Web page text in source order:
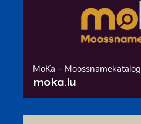
MoKa – Moossnamekatalog
moka.lu